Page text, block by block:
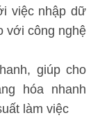
việc nhập dữ
với công nghệ
giúp cho
hóa nhanh
làm việc